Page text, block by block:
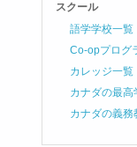
スクール
語学学校一覧
Co-opプログ
カレッジ一覧
カナダの最
カナダの義務